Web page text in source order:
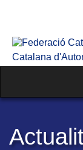
Catalana